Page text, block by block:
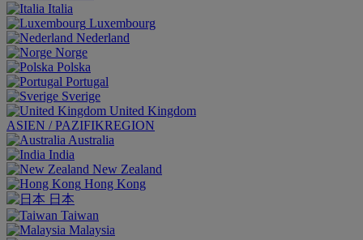
Italia
Luxembourg
Nederland
Norge
Polska
Portugal
Sverige
United Kingdom
ASIEN / PAZIFIKREGION
Australia
India
New Zealand
Hong Kong
日本
Taiwan
Malaysia